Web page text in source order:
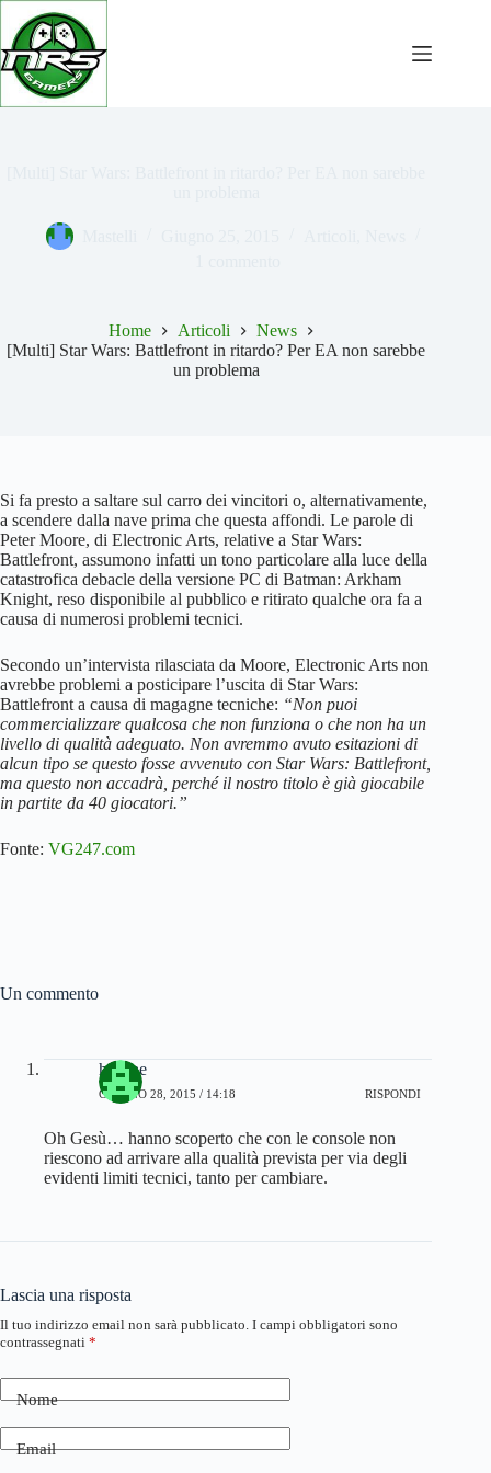
Salta
contenuto
Home Articoli
News
[Multi] Star Wars: Battlefront in ritardo? Per EA non sarebbe
un problema
Si fa presto a saltare sul carro dei vincitori o, alternativamente,
a scendere dalla nave prima che questa affondi. Le parole di
Peter Moore, di Electronic Arts, relative a Star Wars:
Battlefront, assumono infatti un tono particolare alla luce della
catastrofica debacle della versione PC di Batman: Arkham
Knight, reso disponibile al pubblico e ritirato qualche ora fa a
causa di numerosi problemi tecnici.
Secondo un’intervista rilasciata da Moore, Electronic Arts non
avrebbe problemi a posticipare l’uscita di Star Wars:
Battlefront a causa di magagne tecniche: “Non puoi
commercializzare qualcosa che non funziona o che non ha un
livello di qualità adeguato. Non avremmo avuto esitazioni di
alcun tipo se questo fosse avvenuto con Star Wars: Battlefront,
ma questo non accadrà, perché il nostro titolo è già giocabile
in partite da 40 giocatori.”
Fonte: VG247.com
Un commento
hexaae
GIUGNO 28, 2015 / 14:18 RISPONDI
Oh Gesù… hanno scoperto che con le console non
riescono ad arrivare alla qualità prevista per via degli
evidenti limiti tecnici, tanto per cambiare.
Lascia una risposta
Il tuo indirizzo email non sarà pubblicato. I campi obbligatori sono
contrassegnati *
Nome
Email